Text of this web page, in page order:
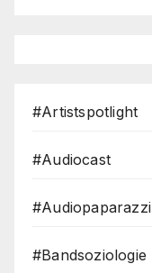
#Artistspotlight
#Audiocast
#Audiopaparazzi
#Bandsoziologie